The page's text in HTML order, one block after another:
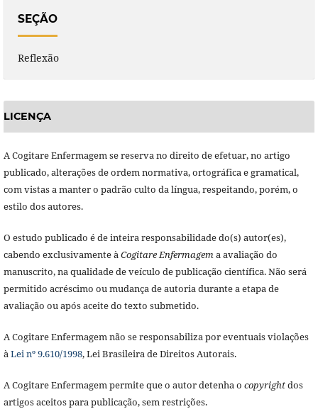
SEÇÃO
Reflexão
LICENÇA
A Cogitare Enfermagem se reserva no direito de efetuar, no artigo
publicado, alterações de ordem normativa, ortográfica e gramatical,
com vistas a manter o padrão culto da língua, respeitando, porém, o
estilo dos autores.
O estudo publicado é de inteira responsabilidade do(s) autor(es),
cabendo exclusivamente àCogitare Enfermagema avaliação do
manuscrito, na qualidade de veículo de publicação científica. Não será
permitido acréscimo ou mudança de autoria durante a etapa de
avaliação ou após aceite do texto submetido.
A Cogitare Enfermagem não se responsabiliza por eventuais violações
àLei nº 9.610/1998, Lei Brasileira de Direitos Autorais.
A Cogitare Enfermagem permite que o autor detenha o copyrightdos
artigos aceitos para publicação, sem restrições.